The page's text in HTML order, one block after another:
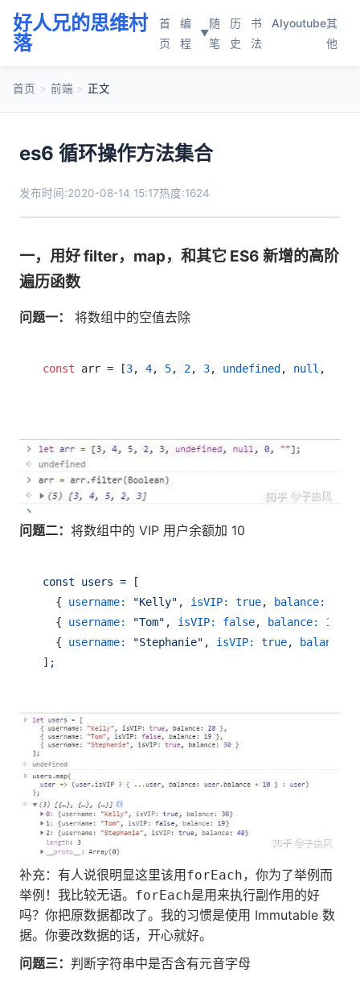
好人兄的思维村
落
首
页
编
程
▼
随
笔
历
史
书
法
AIyoutube其
他
首页 > 前端 > 正文
es6 循环操作方法集合
发布时间:2020-08-14 15:17热度:1624
一，用好 filter，map，和其它 ES6 新增的高阶
遍历函数
问题一： 将数组中的空值去除
const arr = [3, 4, 5, 2, 3, undefined , null ,
问题二： 将数组中的 VIP 用户余额加 10
const users = [
  {
username: "Kelly" , isVIP: true, balance:
  {
username: "Tom" , isVIP: false, balance: 19
  {
username: "Stephanie" , isVIP: true, balance:
] ;
补充：有人说很明显这里该用 forEach，你为了举例而
举例！我比较无语。 forEach是用来执行副作用的好
吗？你把原数据都改了。我的习惯是使用 Immutable 数
据。你要改数据的话，开心就好。
问题三： 判断字符串中是否含有元音字母